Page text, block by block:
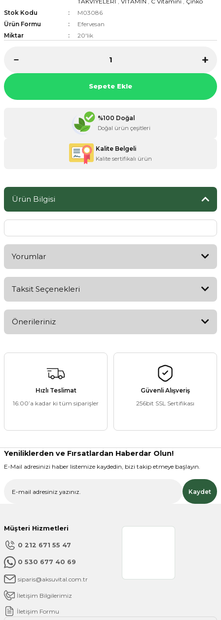
Stok Kodu
M03086
Ürün Formu
Efervesan
Miktar
20'lik
Sepete Ekle
%100 Doğal
Doğal ürün çeşitleri
Kalite Belgeli
Kalite sertifikalı ürün
Ürün Bilgisi
Yorumlar
Yorum Yaz
Taksit Seçenekleri
Önerileriniz
Bu ürünün fiyat bilgisi, resim, ürün açıklamalarında ve diğer
konularda yetersiz gördüğünüz noktaları öneri formunu
kullanarak tarafımıza iletebilirsiniz.
Ürün resmi kalitesiz, bozuk veya görüntülenemiyor.
Ürün fiyatı diğer sitelerden daha pahalı.
Bu ürüne benzer farklı alternatifler olmalı.
Hızlı Teslimat
16:00’a kadar ki tüm siparişler
Güvenli Alışveriş
256bit SSL Sertifikası
Yeniliklerden ve Fırsatlardan Haberdar Olun!
E-Mail adresinizi haber listemize kaydedin, bizi takip etmeye başlayın.
Kaydet
Müşteri Hizmetleri
0 212 671 55 47
0 530 677 40 69
siparis@aksuvital.com.tr
İletişim Bilgilerimiz
İletişim Formu